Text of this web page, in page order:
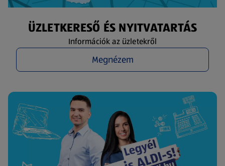
ÜZLETKERESŐ ÉS NYITVATARTÁS
Információk az üzletekről
Megnézem